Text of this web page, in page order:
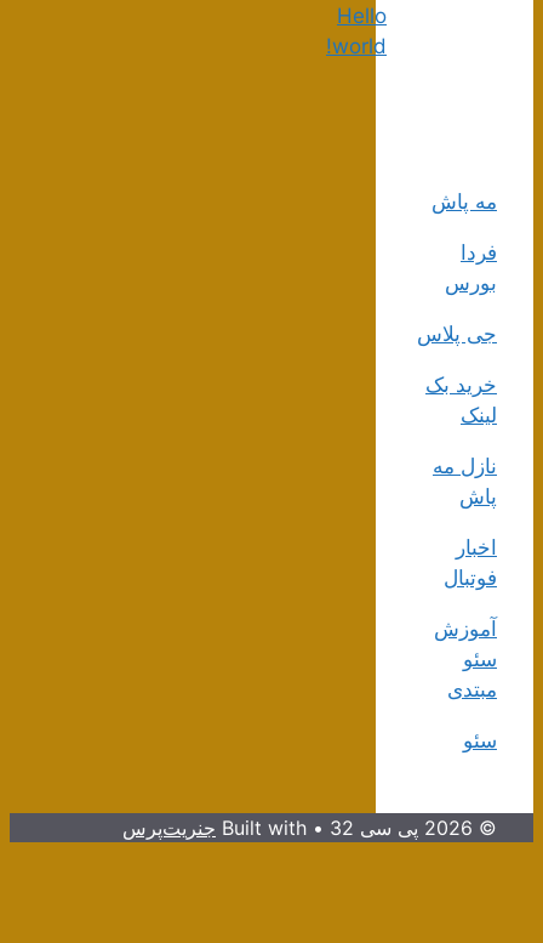
Hello
world!
مه پاش
فردا
بورس
جی پلاس
خرید بک
لینک
نازل مه
پاش
اخبار
فوتبال
آموزش
سئو
مبتدی
سئو
© 2026 پی سی 32 • Built with جنریت‌پرس